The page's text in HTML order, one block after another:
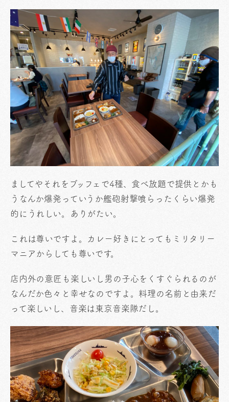
ましてやそれをブッフェで4種、食べ放題で提供とかも
うなんか爆発っていうか艦砲射撃喰らったくらい爆発
的にうれしい。ありがたい。
これは尊いですよ。カレー好きにとってもミリタリー
マニアからしても尊いです。
店内外の意匠も楽しいし男の子心をくすぐられるのが
なんだか色々と幸せなのですよ。料理の名前と由来だ
って楽しいし、音楽は東京音楽隊だし。